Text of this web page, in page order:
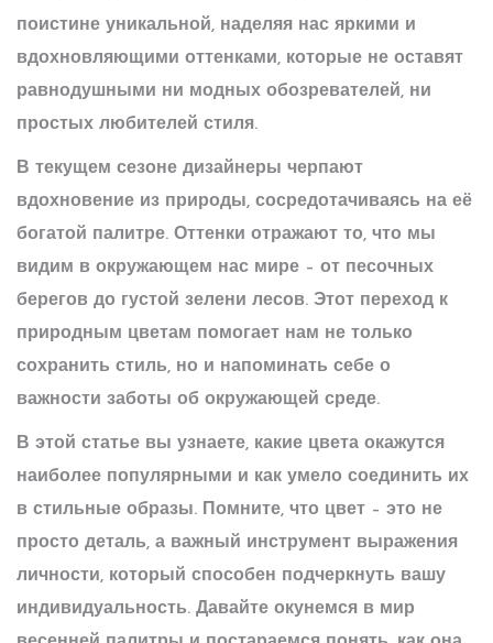
поистине уникальной, наделяя нас яркими и
вдохновляющими оттенками, которые не оставят
равнодушными ни модных обозревателей, ни
простых любителей стиля.
В текущем сезоне дизайнеры черпают
вдохновение из природы, сосредотачиваясь на её
богатой палитре. Оттенки отражают то, что мы
видим в окружающем нас мире – от песочных
берегов до густой зелени лесов. Этот переход к
природным цветам помогает нам не только
сохранить стиль, но и напоминать себе о
важности заботы об окружающей среде.
В этой статье вы узнаете, какие цвета окажутся
наиболее популярными и как умело соединить их
в стильные образы. Помните, что цвет – это не
просто деталь, а важный инструмент выражения
личности, который способен подчеркнуть вашу
индивидуальность. Давайте окунемся в мир